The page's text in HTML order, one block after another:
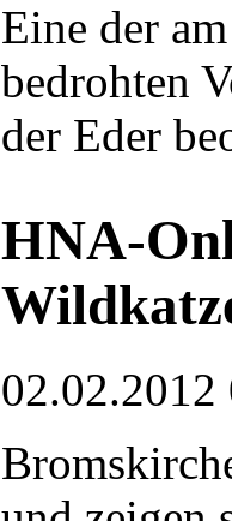
Eine der
bedrohten
der Eder
HNA-
02.02.2012